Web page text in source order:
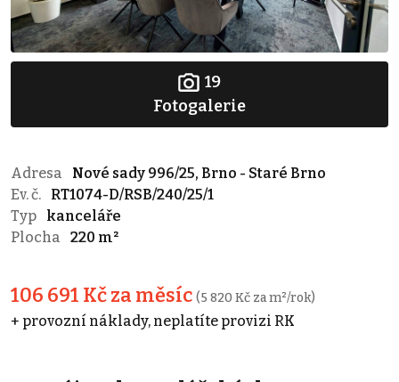
19
Fotogalerie
Adresa
Nové sady 996/25, Brno - Staré Brno
Ev. č.
RT1074-D/RSB/240/25/1
Typ
kanceláře
Plocha
220 m²
106 691 Kč za měsíc (5 820 Kč za m²/rok)
+ provozní náklady, neplatíte provizi RK